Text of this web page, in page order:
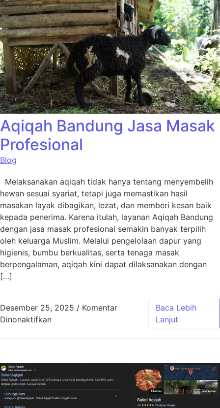
Aqiqah Bandung Jasa Masak
Profesional
Blog
Melaksanakan aqiqah tidak hanya tentang menyembelih
hewan sesuai syariat, tetapi juga memastikan hasil
masakan layak dibagikan, lezat, dan memberi kesan baik
kepada penerima. Karena itulah, layanan Aqiqah Bandung
dengan jasa masak profesional semakin banyak terpilih
oleh keluarga Muslim. Melalui pengelolaan dapur yang
higienis, bumbu berkualitas, serta tenaga masak
berpengalaman, aqiqah kini dapat dilaksanakan dengan
[…]
Desember 25, 2025 / Komentar
Dinonaktifkanpada Aqiqah Bandung Jasa Masak
Baca Lebih
Lanjut